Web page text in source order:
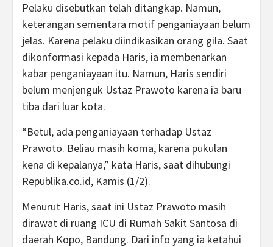
Pelaku disebutkan telah ditangkap. Namun,
keterangan sementara motif penganiayaan belum
jelas. Karena pelaku diindikasikan orang gila. Saat
dikonformasi kepada Haris, ia membenarkan
kabar penganiayaan itu. Namun, Haris sendiri
belum menjenguk Ustaz Prawoto karena ia baru
tiba dari luar kota.
“Betul, ada penganiayaan terhadap Ustaz
Prawoto. Beliau masih koma, karena pukulan
kena di kepalanya,” kata Haris, saat dihubungi
Republika.co.id, Kamis (1/2).
Menurut Haris, saat ini Ustaz Prawoto masih
dirawat di ruang ICU di Rumah Sakit Santosa di
daerah Kopo, Bandung. Dari info yang ia ketahui